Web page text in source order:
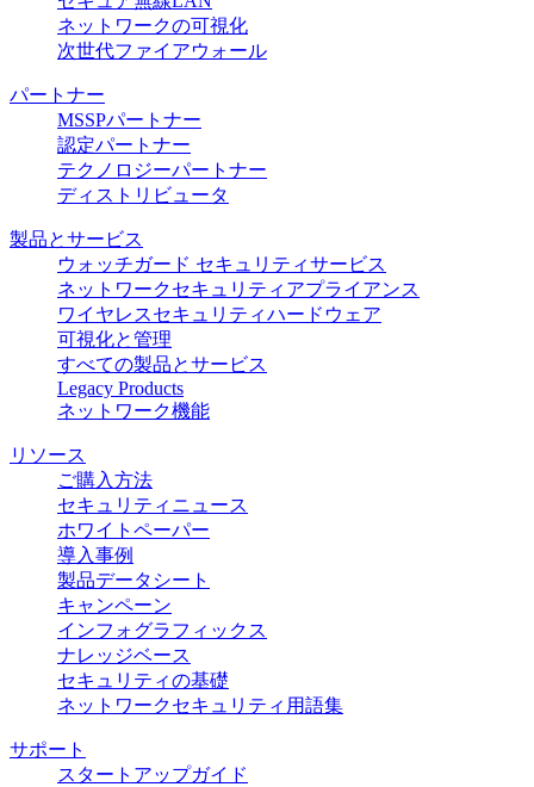
ネットワークの可視化
次世代ファイアウォール
パートナー
MSSPパートナー
認定パートナー
テクノロジーパートナー
ディストリビュータ
製品とサービス
ウォッチガード セキュリティサービス
ネットワークセキュリティアプライアンス
ワイヤレスセキュリティハードウェア
可視化と管理
すべての製品とサービス
Legacy Products
ネットワーク機能
リソース
ご購入方法
セキュリティニュース
ホワイトペーパー
導入事例
製品データシート
キャンペーン
インフォグラフィックス
ナレッジベース
セキュリティの基礎
ネットワークセキュリティ用語集
サポート
スタートアップガイド